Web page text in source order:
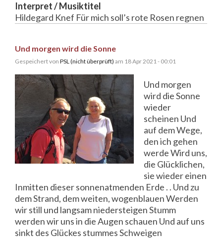
Interpret / Musiktitel
Hildegard Knef Für mich soll’s rote Rosen regnen
Und morgen wird die Sonne
Gespeichert von PSL (nicht überprüft) am 18 Apr 2021 - 00:01
Und morgen
wird die Sonne
wieder
scheinen Und
auf dem Wege,
den ich gehen
werde Wird uns,
die Glücklichen,
sie wieder einen
Inmitten dieser sonnenatmenden Erde . . Und zu
dem Strand, dem weiten, wogenblauen Werden
wir still und langsam niedersteigen Stumm
werden wir uns in die Augen schauen Und auf uns
sinkt des Glückes stummes Schweigen